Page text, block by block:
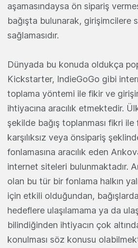
aşamasındaysa ön sipariş
bağışta bulunarak, girişimcilere
sağlamasıdır.
Dünyada bu konuda oldukça
Kickstarter, IndieGoGo gibi
toplama yöntemi ile fikir ve
ihtiyacına aracılık etmektedir.
şekilde bağış toplanması fikri
karşılıksız veya önsipariş
fonlamasına aracılık eden
internet siteleri bulunmaktadır.
olan bu tür bir fonlama halkın
için etkili olduğundan,
hedeflere ulaşılamama ya da
bilindiğinden ihtiyacın çok
konulması söz konusu